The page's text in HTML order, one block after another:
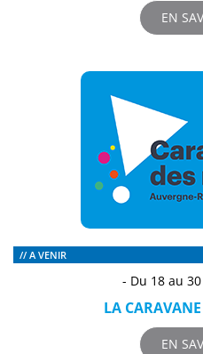
EN
// A VENIR
- Du 18 au
LA
EN